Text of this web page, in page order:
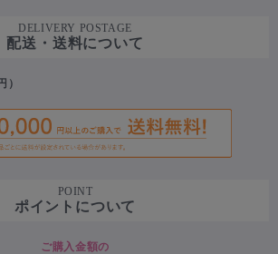
DELIVERY POSTAGE
配送・送料について
POINT
ポイントについて
ご購入金額の